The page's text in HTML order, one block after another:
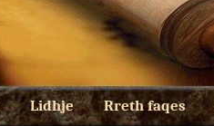
Lidhje Rreth faqes